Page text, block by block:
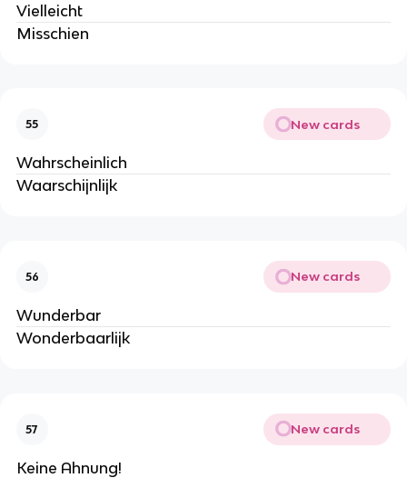
Vielleicht
Misschien
55 New cards
Wahrscheinlich
Waarschijnlijk
56 New cards
Wunderbar
Wonderbaarlijk
57 New cards
Keine Ahnung!